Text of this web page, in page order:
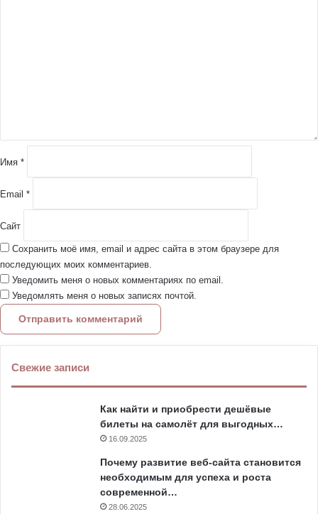
и
йИмя *
Email *
Сайт
Сохранить моё имя, email и адрес сайта в этом браузере для
последующих моих комментариев.
Уведомить меня о новых комментариях по email.
Уведомлять меня о новых записях почтой.
Свежие записи
Как найти и приобрести дешёвые
билеты на самолёт для выгодных…
16.09.2025
Почему развитие веб-сайта становится
необходимым для успеха и роста
современной…
28.06.2025